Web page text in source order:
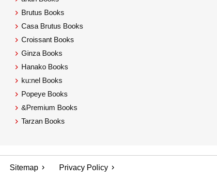
Brutus Books
Casa Brutus Books
Croissant Books
Ginza Books
Hanako Books
ku:nel Books
Popeye Books
&Premium Books
Tarzan Books
Sitemap Privacy Policy